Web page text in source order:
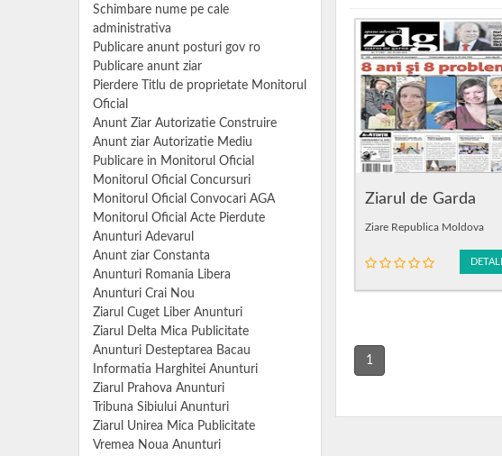
Schimbare nume pe cale
administrativa
Publicare anunt posturi gov ro
Publicare anunt ziar
Pierdere Titlu de proprietate Monitorul
Oficial
Anunt Ziar Autorizatie Construire
Anunt ziar Autorizatie Mediu
Publicare in Monitorul Oficial
Monitorul Oficial Concursuri
Monitorul Oficial Convocari AGA
Monitorul Oficial Acte Pierdute
Anunturi Adevarul
Anunt ziar Constanta
Anunturi Romania Libera
Anunturi Crai Nou
Ziarul Cuget Liber Anunturi
Ziarul Delta Mica Publicitate
Anunturi Desteptarea Bacau
Informatia Harghitei Anunturi
Ziarul Prahova Anunturi
Tribuna Sibiului Anunturi
Ziarul Unirea Mica Publicitate
Vremea Noua Anunturi
Ziarul de Garda
Ziare Republica Moldova
DETALII
1